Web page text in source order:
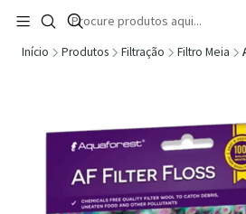
🚚 Portugal Continental: Portes Grátis desde
Ler mais
Início Produtos Filtração Filtro Meia